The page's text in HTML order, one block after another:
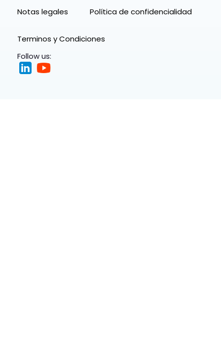
Notas legales Política de confidencialidad
Terminos y Condiciones
Follow us: